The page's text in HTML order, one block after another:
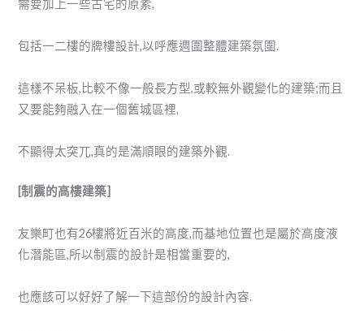
需要加上一些古宅的原素,
包括一二樓的牌樓設計,以呼應週圍整體建築氛圍.
這樣不呆板,比較不像一般長方型,或較無外觀變化的建築;而且
又要能夠融入在一個舊城區裡,
不顯得太突兀,真的是滿順眼的建築外觀.
[制震的高樓建築]
友樂町也有26樓將近百米的高度,而基地位置也是屬於高度液
化潛能區,所以制震的設計是相當重要的,
也應該可以好好了解一下這部份的設計內容.